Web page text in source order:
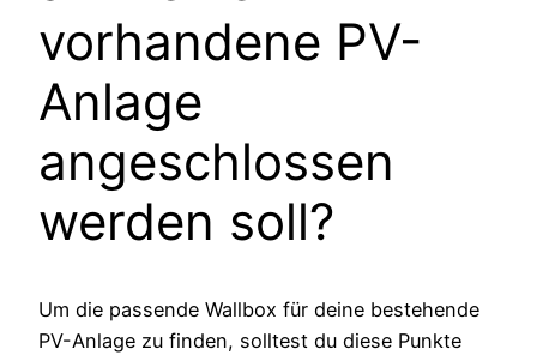
vorhandene PV-
Anlage
angeschlossen
werden soll?
Um die passende Wallbox für deine bestehende
PV-Anlage zu finden, solltest du diese Punkte